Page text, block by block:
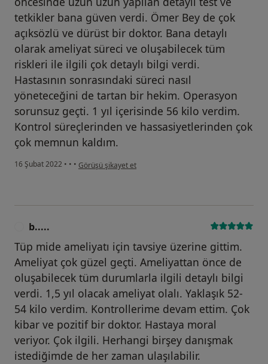
tetkikler bana güven verdi. Ömer Bey de çok
açıksözlü ve dürüst bir doktor. Bana detaylı
olarak ameliyat süreci ve oluşabilecek tüm
riskleri ile ilgili çok detaylı bilgi verdi.
Hastasının sonrasındaki süreci nasıl
yöneteceğini de tartan bir hekim. Operasyon
sorunsuz geçti. 1 yıl içerisinde 56 kilo verdim.
Kontrol süreçlerinden ve hassasiyetlerinden çok
çok memnun kaldım.
16 Şubat 2022 • • • kullanıcının görüşüne göre u.....
Görüşü şikayet et
b.....
Tüp mide ameliyatı için tavsiye üzerine gittim.
Ameliyat çok güzel geçti. Ameliyattan önce de
oluşabilecek tüm durumlarla ilgili detaylı bilgi
verdi. 1,5 yıl olacak ameliyat olalı. Yaklaşık 52-
54 kilo verdim. Kontrollerime devam ettim. Çok
kibar ve pozitif bir doktor. Hastaya moral
veriyor. Çok ilgili. Herhangi birşey danışmak
istediğimde de her zaman ulaşılabilir.